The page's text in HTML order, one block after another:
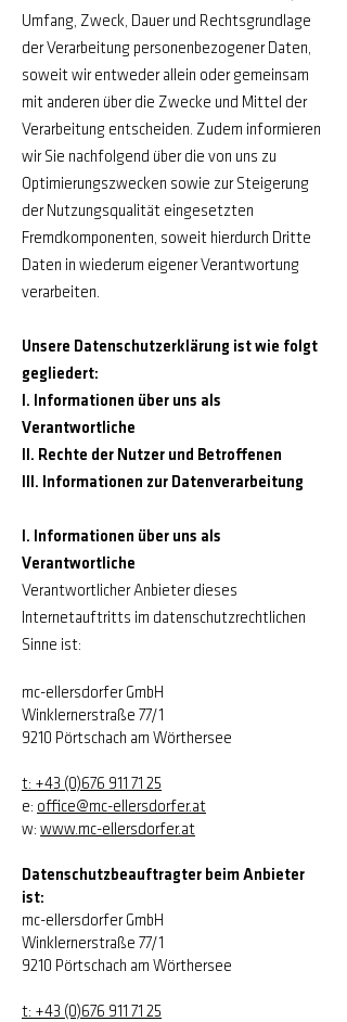
Umfang, Zweck, Dauer und Rechtsgrundlage
der Verarbeitung personenbezogener Daten,
soweit wir entweder allein oder gemeinsam
mit anderen über die Zwecke und Mittel der
Verarbeitung entscheiden. Zudem informieren
wir Sie nachfolgend über die von uns zu
Optimierungszwecken sowie zur Steigerung
der Nutzungsqualität eingesetzten
Fremdkomponenten, soweit hierdurch Dritte
Daten in wiederum eigener Verantwortung
verarbeiten.
Unsere Datenschutzerklärung ist wie folgt
gegliedert:
I. Informationen über uns als
Verantwortliche
II. Rechte der Nutzer und Betroffenen
III. Informationen zur Datenverarbeitung
I. Informationen über uns als
Verantwortliche
Verantwortlicher Anbieter dieses
Internetauftritts im datenschutzrechtlichen
Sinne ist:
mc-ellersdorfer GmbH
Winklernerstraße 77/1
9210 Pörtschach am Wörthersee
t: +43 (0)676 911 71 25
e: office@mc-ellersdorfer.at
w: www.mc-ellersdorfer.at
Datenschutzbeauftragter beim Anbieter
ist:
mc-ellersdorfer GmbH
Winklernerstraße 77/1
9210 Pörtschach am Wörthersee
t: +43 (0)676 911 71 25